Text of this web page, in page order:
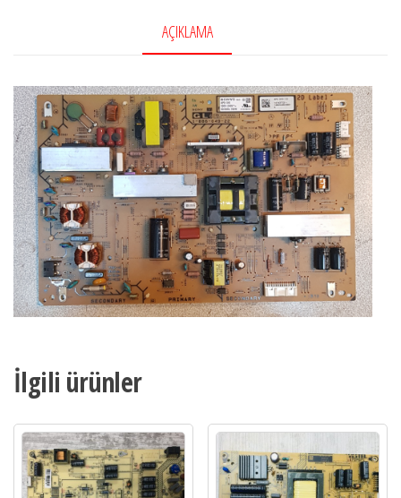
AÇIKLAMA
İlgili ürünler